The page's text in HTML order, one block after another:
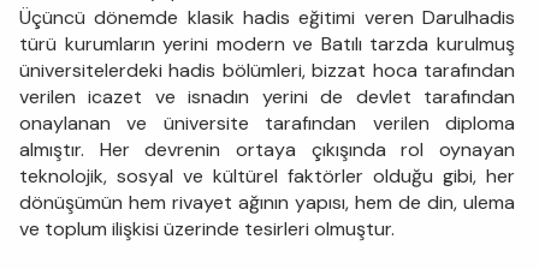
Üçüncü dönemde klasik hadis eğitimi veren Darulhadis
türü kurumların yerini modern ve Batılı tarzda kurulmuş
üniversitelerdeki hadis bölümleri, bizzat hoca tarafından
verilen icazet ve isnadın yerini de devlet tarafından
onaylanan ve üniversite tarafından verilen diploma
almıştır. Her devrenin ortaya çıkışında rol oynayan
teknolojik, sosyal ve kültürel faktörler olduğu gibi, her
dönüşümün hem rivayet ağının yapısı, hem de din, ulema
ve toplum ilişkisi üzerinde tesirleri olmuştur.